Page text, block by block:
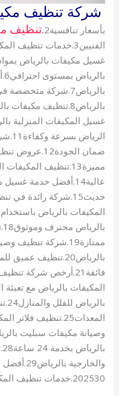
شركة تنظيف
بأسعار تنافسية2 .تنظيف
بالرياض7.شركة
ضمان
مميزة13.تنظيف
عالية14.أفضل خدمة
ممتازة19.شركة
بالرياض20.تنظيف
202530.خدمات تنظيف المكيفات المنزلية والمكتبية بالرياض